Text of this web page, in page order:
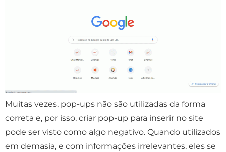
Muitas vezes, pop-ups não são utilizadas da forma
correta e, por isso, criar pop-up para inserir no site
pode ser visto como algo negativo. Quando utilizados
em demasia, e com informações irrelevantes, eles se